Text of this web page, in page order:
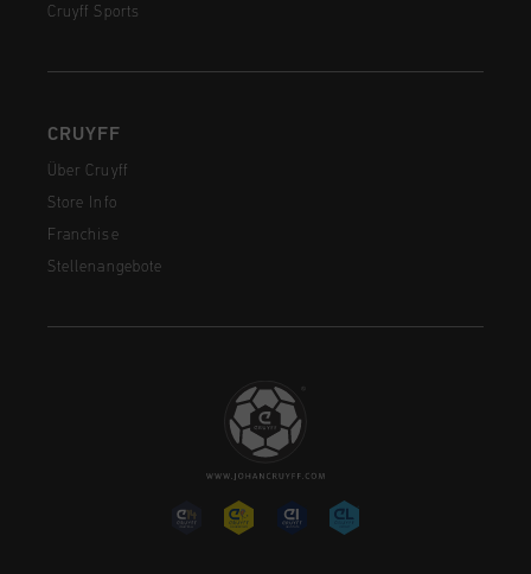
Cruyff Sports
CRUYFF
Über Cruyff
Store Info
Franchise
Stellenangebote